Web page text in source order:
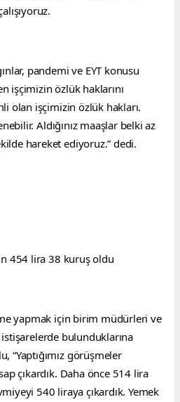
pandemi ve EYT konusu
işçimizin özlük haklarını
olan işçimizin özlük hakları.
Aldığınız maaşlar belki az
hareket ediyoruz.” dedi.
454 lira 38 kuruş oldu
yapmak için birim müdürleri ve
bulunduklarına
“Yaptığımız görüşmeler
çıkardık. Daha önce 514 lira
540 liraya çıkardık. Yemek